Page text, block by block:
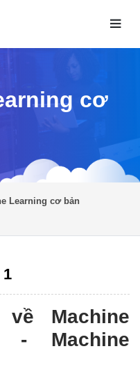
cơ
Learning cơ bản
1
Machine
- Machine